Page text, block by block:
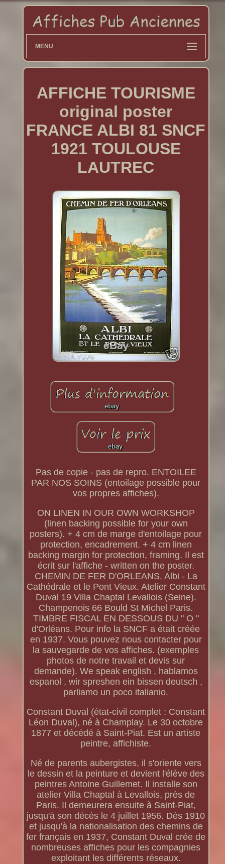
MENU
AFFICHE TOURISME
original poster
FRANCE ALBI 81 SNCF
1921 TOULOUSE
LAUTREC
Pas de copie - pas de repro. ENTOILEE
PAR NOS SOINS (entoilage possible pour
vos propres affiches).
ON LINEN IN OUR OWN WORKSHOP
(linen backing possible for your own
posters). + 4 cm de marge d'entoilage pour
protection, encadrement. + 4 cm linen
backing margin for protection, framing. Il est
écrit sur l'affiche - written on the poster.
CHEMIN DE FER D'ORLEANS. Albi - La
Cathédrale et le Pont Vieux. Atelier Constant
Duval 19 Villa Chaptal Levallois (Seine).
Champenois 66 Bould St Michel Paris.
TIMBRE FISCAL EN DESSOUS DU " O "
d'Orléans. Pour info la SNCF a était créée
en 1937. Vous pouvez nous contacter pour
la sauvegarde de vos affiches. (exemples
photos de notre travail et devis sur
demande). We speak english , hablamos
espanol , wir spreshen ein bissen deutsch ,
parliamo un poco italianio.
Constant Duval (état-civil complet : Constant
Léon Duval), né à Champlay. Le 30 octobre
1877 et décédé à Saint-Piat. Est un artiste
peintre, affichiste.
Né de parents aubergistes, il s'oriente vers
le dessin et la peinture et devient l'élève des
peintres Antoine Guillemet. Il installe son
atelier Villa Chaptal à Levallois, près de
Paris. Il demeurera ensuite à Saint-Piat,
jusqu'à son décès le 4 juillet 1956. Dès 1910
et jusqu'à la nationalisation des chemins de
fer français en 1937, Constant Duval crée de
nombreuses affiches pour les compagnies
exploitant les différents réseaux.